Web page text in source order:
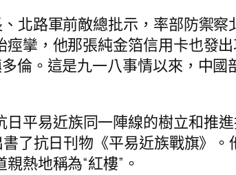
北路軍前敵總批示，率部防禦察
攣，他那張純金箔信用卡也發
倫。這是九一八事情以來，中國
平易近族同一陣線的樹立和推
了抗日刊物《平易近族戰旗》
熱地稱為“紅樓”。